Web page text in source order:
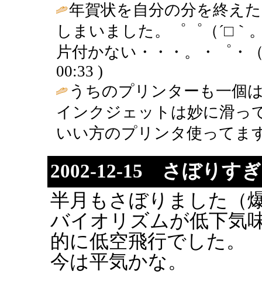
年賀状を自分の分を終え
しまいました。゜゜（´□
片付かない・・・。・゜・
00:33 )
うちのプリンターも一個
インクジェットは妙に滑っ
いい方のプリンタ使ってま
2002-12-15 さぼりす
半月もさぼりました（
バイオリズムが低下気
的に低空飛行でした。
今は平気かな。